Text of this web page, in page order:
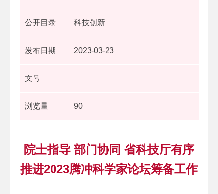
公开目录 科技创新
发布日期 2023-03-23
文号
浏览量 90
院士指导 部门协同 省科技厅有序
推进2023腾冲科学家论坛筹备工作